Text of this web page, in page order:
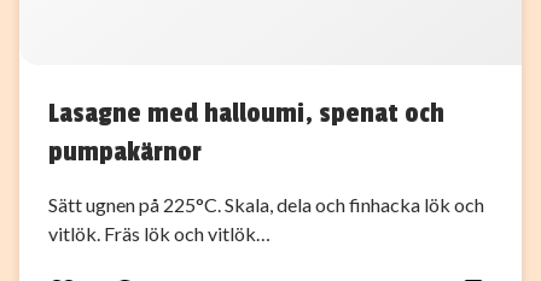
Lasagne med halloumi, spenat och
pumpakärnor
Sätt ugnen på 225°C. Skala, dela och finhacka lök och
vitlök. Fräs lök och vitlök…